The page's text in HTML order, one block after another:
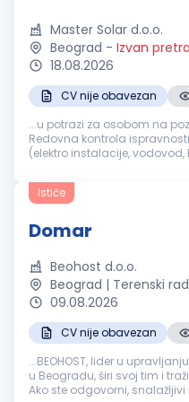
Master Solar d.o.o.
Beograd - Izvan
18.08.2026
CV nije obavezan
...u potrazi za osobom na
Redovna kontrola
(elektro instalacije,
stolarija, elektro...
Ističe
Domar
Beohost d.o.o.
Beograd | Terenski rad
09.08.2026
CV nije obavezan
...BEOHOST, lider u
u Beogradu, širi svoj tim i traži
Ako ste odgovorni,